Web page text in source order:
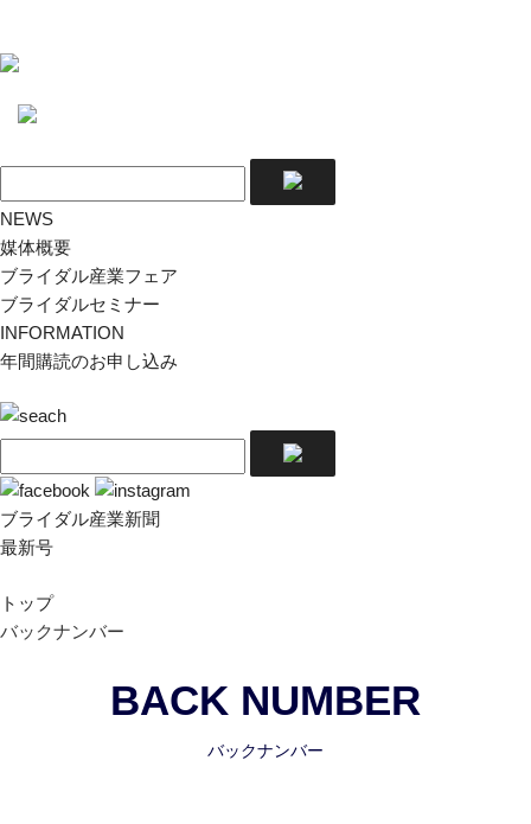
NEWS
媒体概要
ブライダル産業フェア
ブライダルセミナー
INFORMATION
年間購読のお申し込み
ブライダル産業新聞
最新号
トップ
バックナンバー
BACK NUMBER
バックナンバー